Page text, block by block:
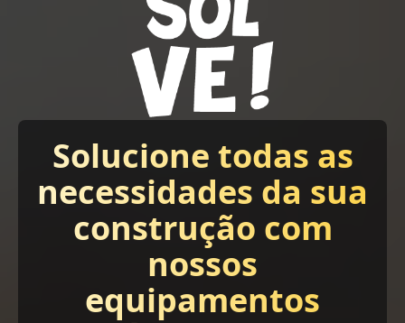
Solucione todas as
necessidades da sua
construção com
nossos
equipamentos